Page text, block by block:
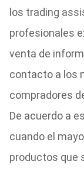
los trading
profesionales
venta de
contacto a los
compradores
De acuerdo a
cuando el
productos que